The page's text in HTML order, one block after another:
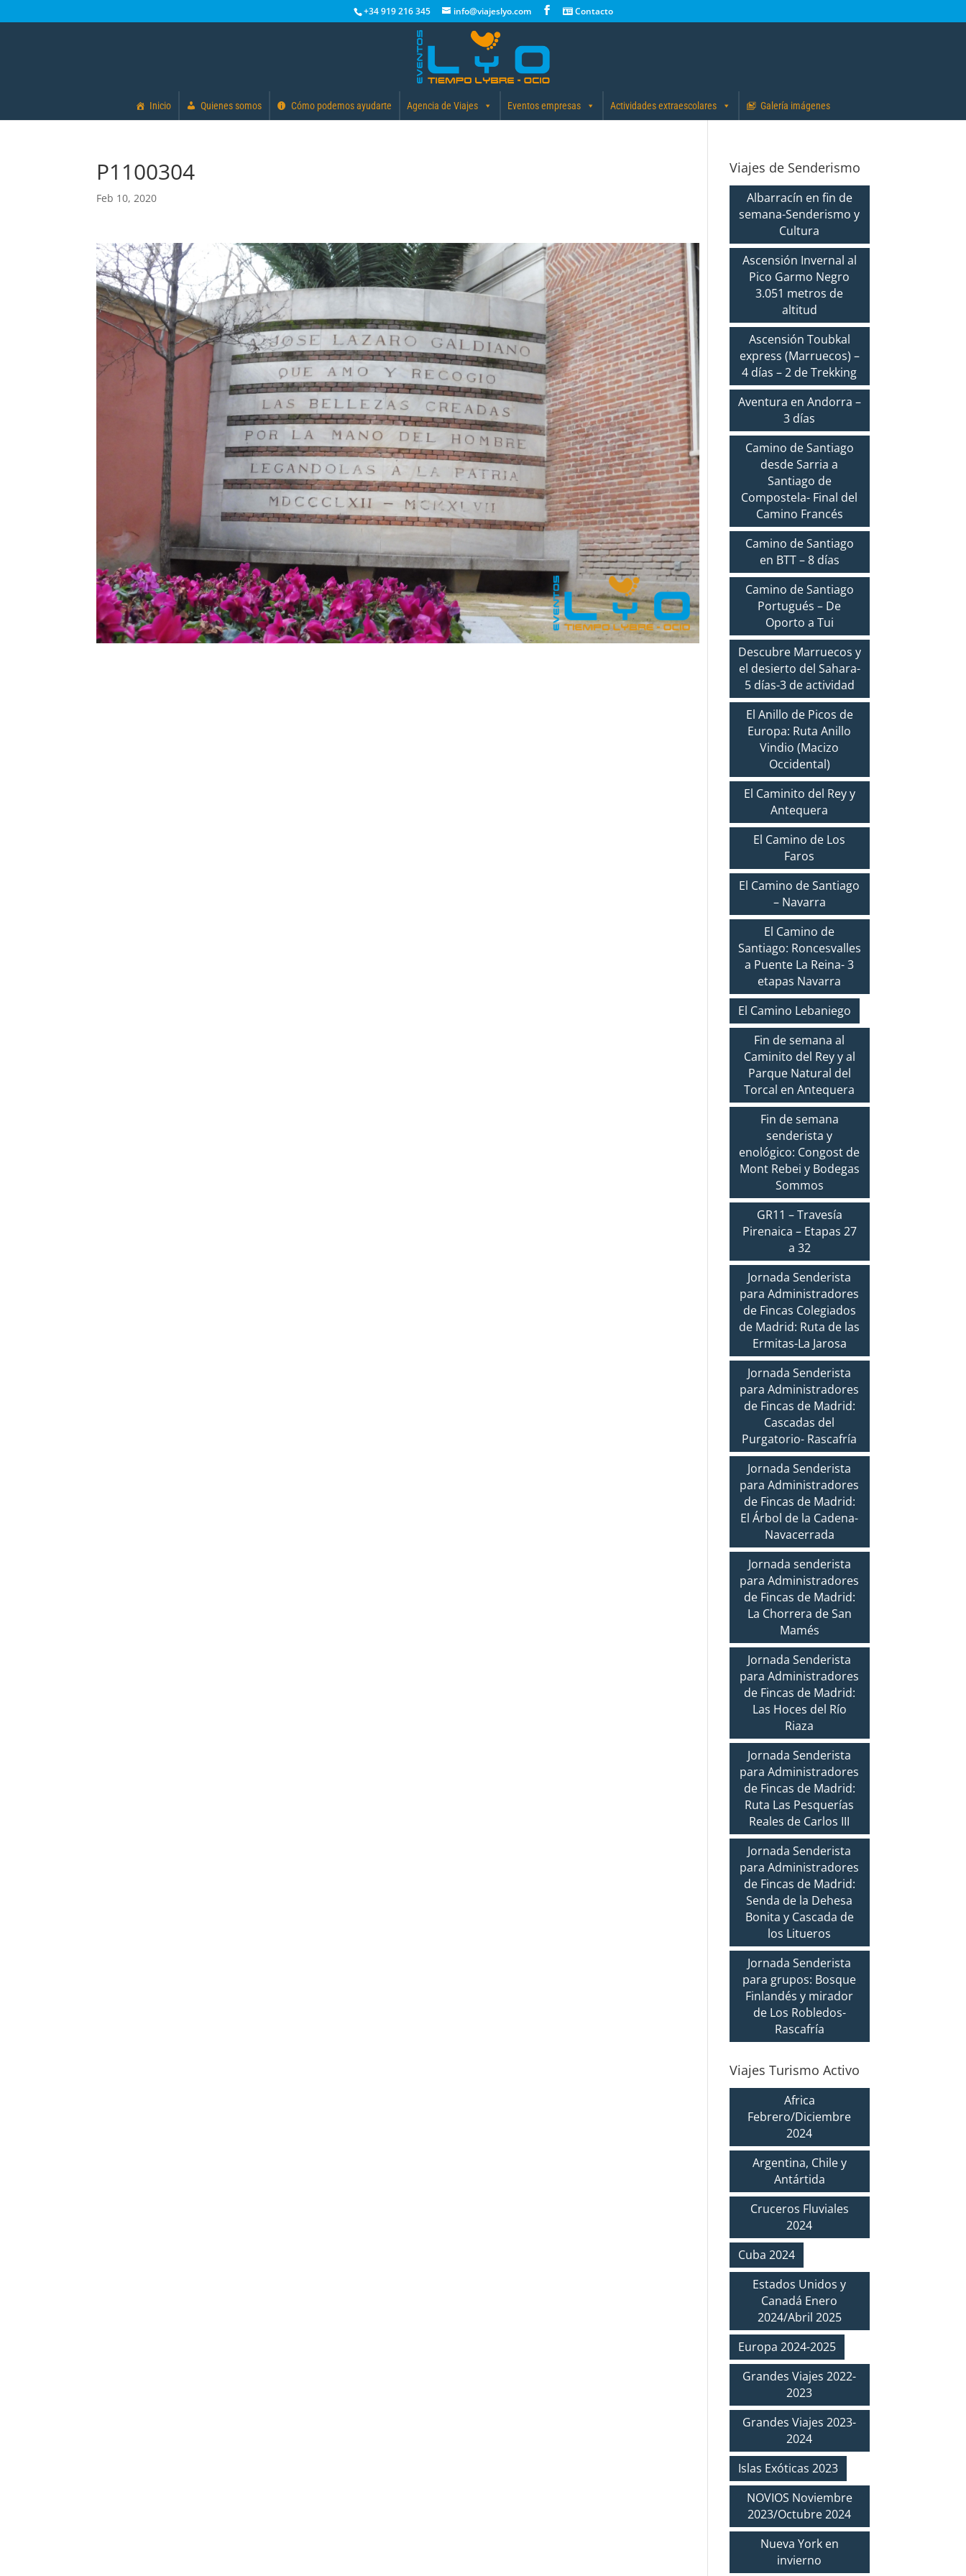
+34 919 216 345 info@viajeslyo.com Contacto
Inicio Quienes somos Cómo podemos ayudarte Agencia de Viajes Eventos empresas Actividades extraescolares Galería imágenes
P1100304
Feb 10, 2020
Viajes de Senderismo
Albarracín en fin de
semana-Senderismo y
Cultura
Ascensión Invernal al
Pico Garmo Negro
3.051 metros de
altitud
Ascensión Toubkal
express (Marruecos) –
4 días – 2 de Trekking
Aventura en Andorra –
3 días
Camino de Santiago
desde Sarria a
Santiago de
Compostela- Final del
Camino Francés
Camino de Santiago
en BTT – 8 días
Camino de Santiago
Portugués – De
Oporto a Tui
Descubre Marruecos y
el desierto del Sahara-
5 días-3 de actividad
El Anillo de Picos de
Europa: Ruta Anillo
Vindio (Macizo
Occidental)
El Caminito del Rey y
Antequera
El Camino de Los
Faros
El Camino de Santiago
– Navarra
El Camino de
Santiago: Roncesvalles
a Puente La Reina- 3
etapas Navarra
El Camino Lebaniego
Fin de semana al
Caminito del Rey y al
Parque Natural del
Torcal en Antequera
Fin de semana
senderista y
enológico: Congost de
Mont Rebei y Bodegas
Sommos
GR11 – Travesía
Pirenaica – Etapas 27
a 32
Jornada Senderista
para Administradores
de Fincas Colegiados
de Madrid: Ruta de las
Ermitas-La Jarosa
Jornada Senderista
para Administradores
de Fincas de Madrid:
Cascadas del
Purgatorio- Rascafría
Jornada Senderista
para Administradores
de Fincas de Madrid:
El Árbol de la Cadena-
Navacerrada
Jornada senderista
para Administradores
de Fincas de Madrid:
La Chorrera de San
Mamés
Jornada Senderista
para Administradores
de Fincas de Madrid:
Las Hoces del Río
Riaza
Jornada Senderista
para Administradores
de Fincas de Madrid:
Ruta Las Pesquerías
Reales de Carlos III
Jornada Senderista
para Administradores
de Fincas de Madrid:
Senda de la Dehesa
Bonita y Cascada de
los Litueros
Jornada Senderista
para grupos: Bosque
Finlandés y mirador
de Los Robledos-
Rascafría
Viajes Turismo Activo
Africa
Febrero/Diciembre
2024
Argentina, Chile y
Antártida
Cruceros Fluviales
2024
Cuba 2024
Estados Unidos y
Canadá Enero
2024/Abril 2025
Europa 2024-2025
Grandes Viajes 2022-
2023
Grandes Viajes 2023-
2024
Islas Exóticas 2023
NOVIOS Noviembre
2023/Octubre 2024
Nueva York en
invierno